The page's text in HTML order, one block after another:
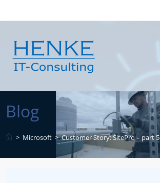
Inhalt
Blog
> Microsoft > Customer Story: SitePro – part 5